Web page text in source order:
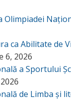
Olimpiadei
ca Abilitate de
6, 2026
a Sportului
de Limba și